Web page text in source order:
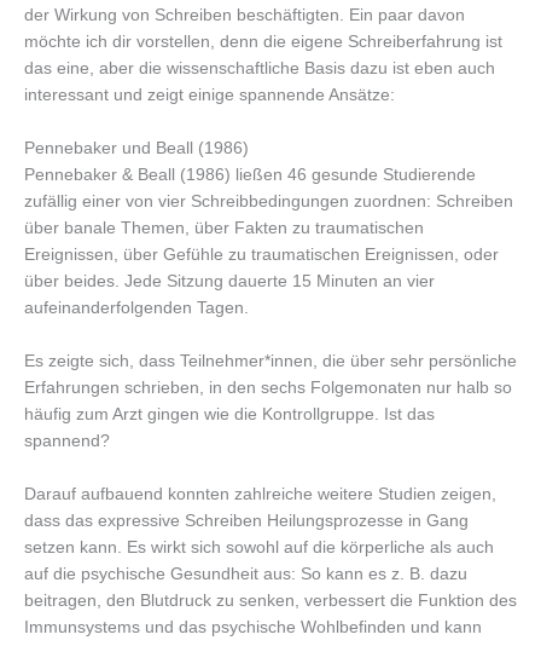
der Wirkung von Schreiben beschäftigten. Ein paar davon
möchte ich dir vorstellen, denn die eigene Schreiberfahrung ist
das eine, aber die wissenschaftliche Basis dazu ist eben auch
interessant und zeigt einige spannende Ansätze:
Pennebaker und Beall (1986)
Pennebaker & Beall (1986) ließen 46 gesunde Studierende
zufällig einer von vier Schreibbedingungen zuordnen: Schreiben
über banale Themen, über Fakten zu traumatischen
Ereignissen, über Gefühle zu traumatischen Ereignissen, oder
über beides. Jede Sitzung dauerte 15 Minuten an vier
aufeinanderfolgenden Tagen.
Es zeigte sich, dass Teilnehmer*innen, die über sehr persönliche
Erfahrungen schrieben, in den sechs Folgemonaten nur halb so
häufig zum Arzt gingen wie die Kontrollgruppe. Ist das
spannend?
Darauf aufbauend konnten zahlreiche weitere Studien zeigen,
dass das expressive Schreiben Heilungsprozesse in Gang
setzen kann. Es wirkt sich sowohl auf die körperliche als auch
auf die psychische Gesundheit aus: So kann es z. B. dazu
beitragen, den Blutdruck zu senken, verbessert die Funktion des
Immunsystems und das psychische Wohlbefinden und kann